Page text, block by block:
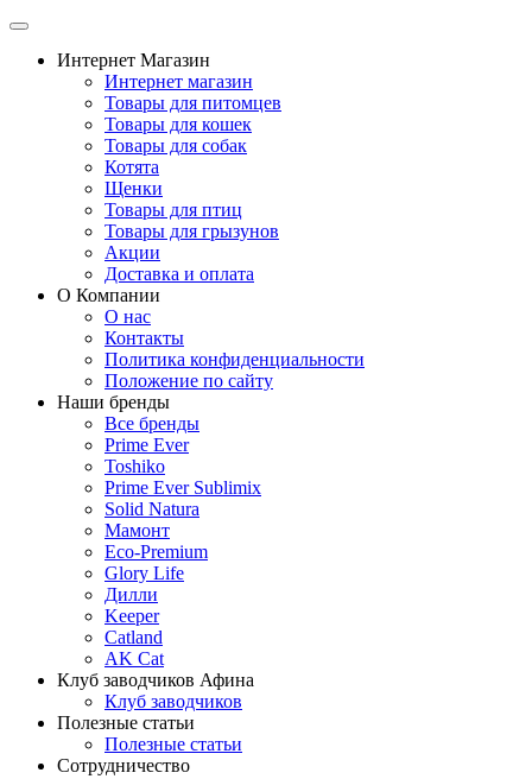
Интернет Магазин
Интернет магазин
Товары для питомцев
Товары для кошек
Товары для собак
Котята
Щенки
Товары для птиц
Товары для грызунов
Акции
Доставка и оплата
О Компании
О нас
Контакты
Политика конфиденциальности
Положение по сайту
Наши бренды
Все бренды
Prime Ever
Toshiko
Prime Ever Sublimix
Solid Natura
Мамонт
Eco-Premium
Glory Life
Дилли
Keeper
Catland
AK Cat
Клуб заводчиков Афина
Клуб заводчиков
Полезные статьи
Полезные статьи
Сотрудничество